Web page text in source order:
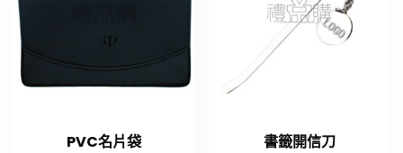
PVC名片袋 書籤開信刀